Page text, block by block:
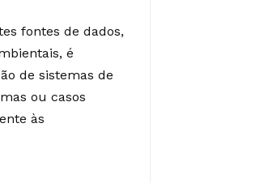
fontes de dados,
é
de sistemas de
ou casos
às